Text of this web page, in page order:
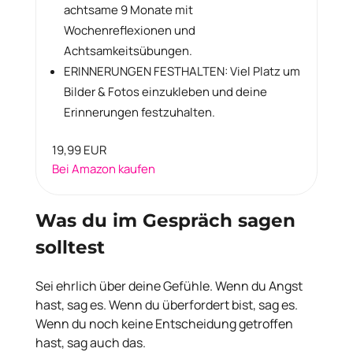
achtsame 9 Monate mit
Wochenreflexionen und
Achtsamkeitsübungen.
ERINNERUNGEN FESTHALTEN: Viel Platz um
Bilder & Fotos einzukleben und deine
Erinnerungen festzuhalten.
19,99 EUR
Bei Amazon kaufen
Was du im Gespräch sagen
solltest
Sei ehrlich über deine Gefühle. Wenn du Angst
hast, sag es. Wenn du überfordert bist, sag es.
Wenn du noch keine Entscheidung getroffen
hast, sag auch das.